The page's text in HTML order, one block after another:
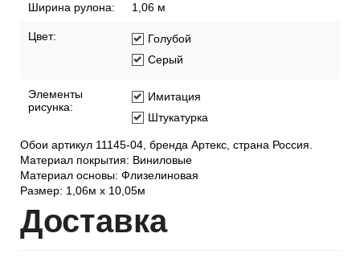
Ширина рулона: 1,06 м
Цвет:
Голубой
Серый
Элементы
рисунка:
Имитация
Штукатурка
Обои артикул 11145-04, бренда Артекс, страна Россия.
Материал покрытия: Виниловые
Материал основы: Флизелиновая
Размер: 1,06м х 10,05м
Доставка